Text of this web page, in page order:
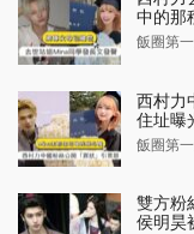
中的那
飯圈第
西村力
住址曝
飯圈第
雙方粉
侯明昊